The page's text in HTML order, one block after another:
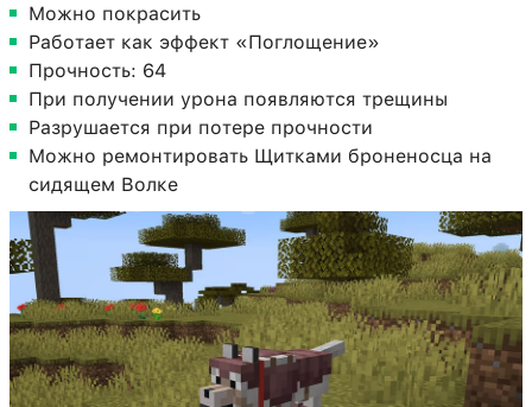
Можно покрасить
Работает как эффект «Поглощение»
Прочность: 64
При получении урона появляются трещины
Разрушается при потере прочности
Можно ремонтировать Щитками броненосца на
сидящем Волке